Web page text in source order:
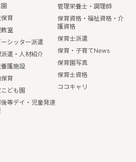
育
室
ーシッター派遣
派遣・人材紹介
養護施設
育
ども園
等デイ・児童発達
管理栄養士・調理師
保育資格・福祉資格・介
護資格
保育士派遣
保育・子育てNews
保育園写真
保育士資格
ココキャリ